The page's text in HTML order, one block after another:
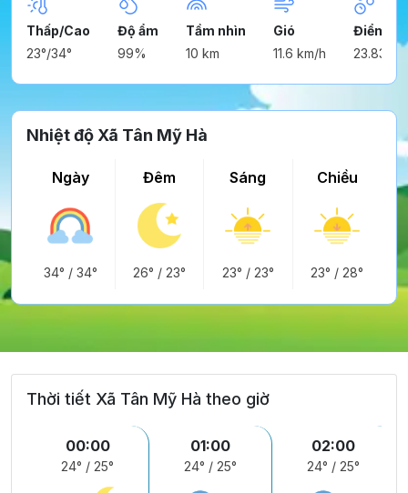
Thấp/Cao
23°/34°
Độ ẩm
99%
Tầm nhìn
10 km
Gió
11.6 km/h
Điểm
23.83°
Nhiệt độ Xã Tân Mỹ Hà
Ngày
34° / 34°
Đêm
26° / 23°
Sáng
23° / 23°
Chiều
23° /28°
Thời tiết Xã Tân Mỹ Hà theo giờ
00:00
24° / 25°
01:00
24° / 25°
02:00
24° / 25°